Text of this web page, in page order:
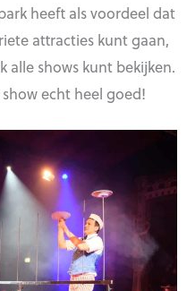
heeft als voordeel dat
attracties kunt gaan,
alle shows kunt bekijken.
echt heel goed!